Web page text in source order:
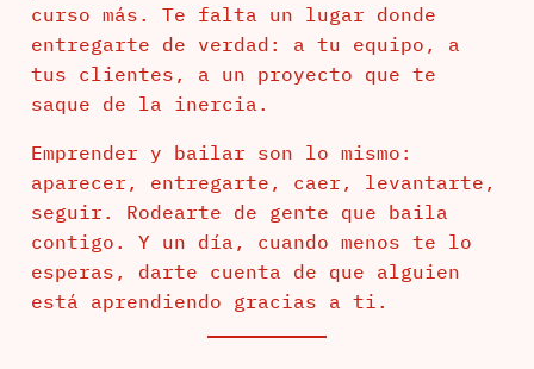
curso más. Te falta un lugar donde
entregarte de verdad: a tu equipo, a
tus clientes, a un proyecto que te
saque de la inercia.
Emprender y bailar son lo mismo:
aparecer, entregarte, caer, levantarte,
seguir. Rodearte de gente que baila
contigo. Y un día, cuando menos te lo
esperas, darte cuenta de que alguien
está aprendiendo gracias a ti.